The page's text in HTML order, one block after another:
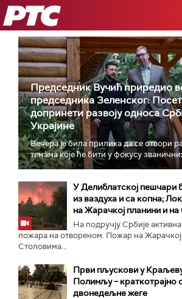
РТС
Председник Вучић приредио
председника Зеленског:
допринети развоју односа
Украјине
Вечера је била прилика да се отвори
темама које ће бити у фокусу
У Делиблатској пешчари
из ваздуха и са копна;
на Жарачкој планини и
На подручју Србије
пожара на отвореном. Пожар на
Столовима...
Први пљускови у
Полимљу – краткотрајно
двонедељне жеге